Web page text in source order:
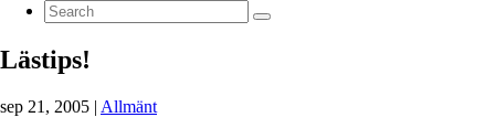
Lästips!
sep 21, 2005 | Allmänt